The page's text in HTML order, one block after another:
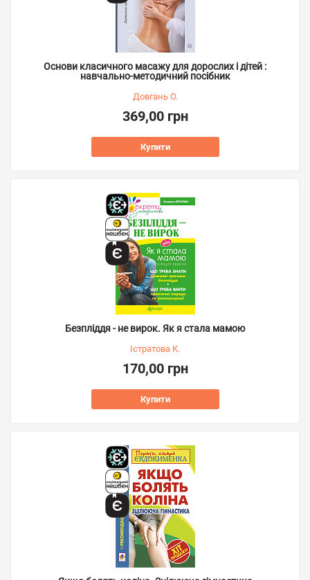
Основи класичного масажу для дорослих і дітей :
навчально-методичний посібник
Довгань О.
369,00 грн
Купити
Безпліддя - не вирок. Як я стала мамою
Істратова К.
170,00 грн
Купити